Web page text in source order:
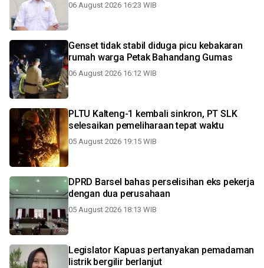
06 August 2026 16:23 WIB
Genset tidak stabil diduga picu kebakaran
rumah warga Petak Bahandang Gumas
06 August 2026 16:12 WIB
PLTU Kalteng-1 kembali sinkron, PT SLK
selesaikan pemeliharaan tepat waktu
05 August 2026 19:15 WIB
DPRD Barsel bahas perselisihan eks pekerja
dengan dua perusahaan
05 August 2026 18:13 WIB
Legislator Kapuas pertanyakan pemadaman
listrik bergilir berlanjut